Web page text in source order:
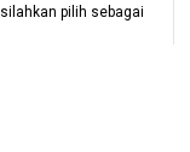
pilih sebagai